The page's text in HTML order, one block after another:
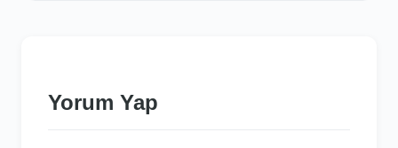
Yorum Yap